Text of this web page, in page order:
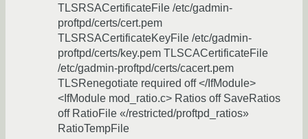
TLSRSACertificateFile /etc/gadmin-
proftpd/certs/cert.pem
TLSRSACertificateKeyFile /etc/gadmin-
proftpd/certs/key.pem TLSCACertificateFile
/etc/gadmin-proftpd/certs/cacert.pem
TLSRenegotiate required off </IfModule>
<IfModule mod_ratio.c> Ratios off SaveRatios
off RatioFile «/restricted/proftpd_ratios»
RatioTempFile